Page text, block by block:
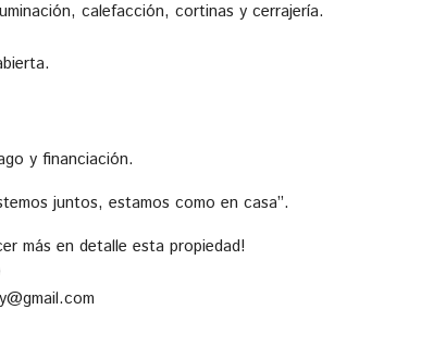
calefacción, cortinas y cerrajería.
y financiación.
juntos, estamos como en casa”.
más en detalle esta propiedad!